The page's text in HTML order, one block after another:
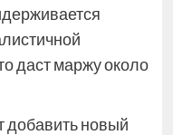
даст маржу около
добавить новый